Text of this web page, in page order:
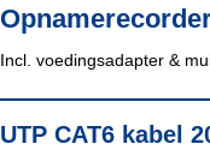
Incl. voedingsadapter &
UTP CAT6 kabel